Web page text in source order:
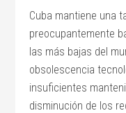
Cuba mantiene una
preocupantemente
las más bajas del
obsolescencia
insuficientes
disminución de los